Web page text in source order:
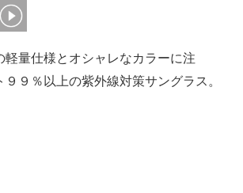
軽量仕様とオシャレなカラーに注
９％以上の紫外線対策サングラス。